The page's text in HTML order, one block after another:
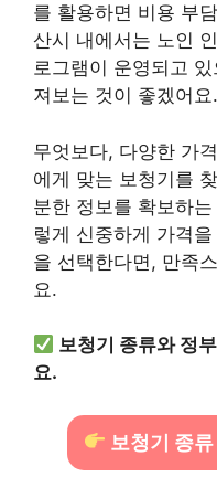
를 활용하면 비용 부
산시 내에서는 노인
로그램이 운영되고
져보는 것이 좋겠어요.
무엇보다, 다양한 가
에게 맞는 보청기를
분한 정보를 확보하
렇게 신중하게 가격
을 선택한다면, 만족
요.
보청기 종류와 정
요.
보청기 종